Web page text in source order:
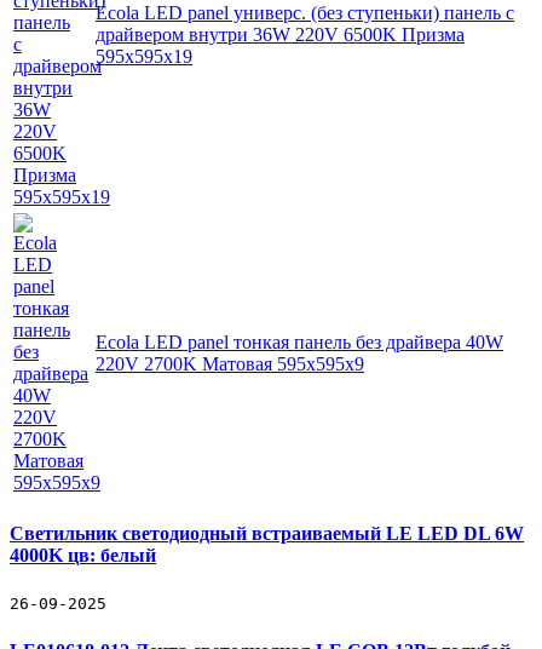
Ecola LED panel универс. (без ступеньки) панель с
драйвером внутри 36W 220V 6500K Призма
595x595x19
Ecola LED panel тонкая панель без драйвера 40W
220V 2700K Матовая 595x595x9
Светильник светодиодный встраиваемый LE LED DL 6W
4000K цв: белый
26-09-2025